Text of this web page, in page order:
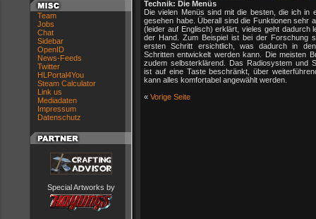
Team
Jobs
Chat
Sidebar
OpenID
News-Feeds
Twitter
HLPortal4You
Steam Calculator
Link us
Mediadaten
Impressum
Datenschutz
Special Artworks by
Technik: Die Menüs
Die vielen Menüs sind mit die besten, die ich in
gesehen habe. Überall sind die Funktionen sehr
(leider auf Englisch) erklärt, vieles geht dadurch
der Hand. Zum Beispiel ist bei der Forschung
ersten Schritt ersichtlich, was dadurch in
Schritten entwickelt werden kann. Die meisten
zudem selbsterklärend. Das Radiosystem und
ist auf eine Taste beschränkt, über
kann alles komfortabel angewählt werden.
« Vorige Seite